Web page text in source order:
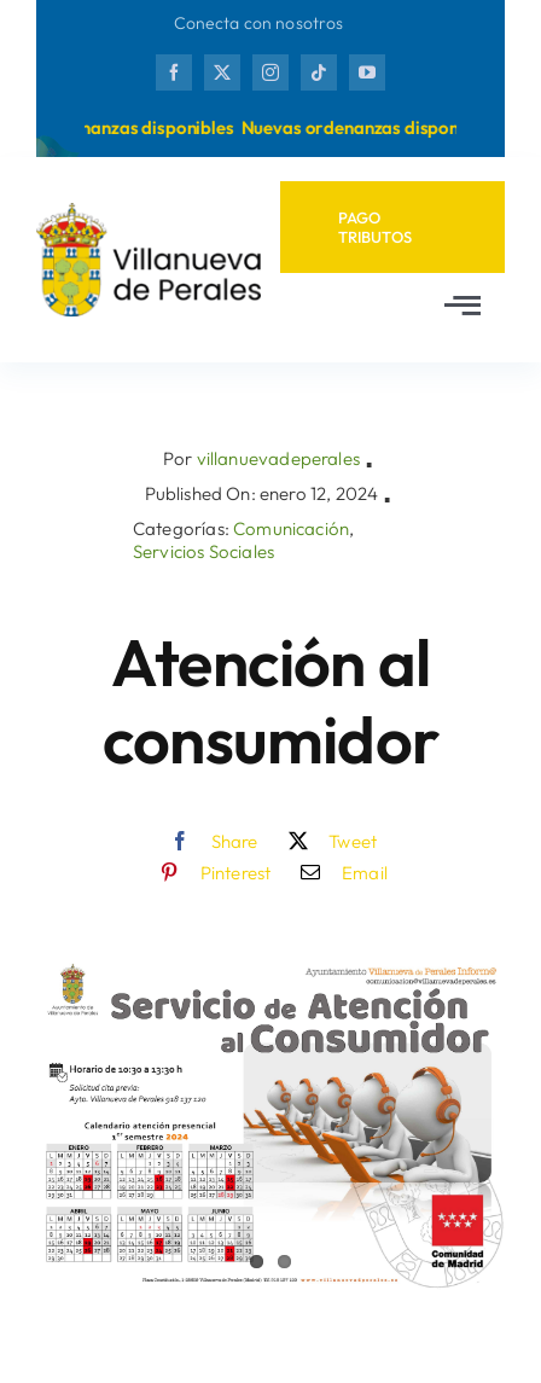
Conecta con nosotros
ordenanzas disponibles Nuevas ordenanzas disponibles
PAGO
TRIBUTOS
Ayuntamiento
Sede Electrónica
Por villanuevadeperales ▪
Published On: enero 12, 2024 ▪
Categorías:Comunicación,
Servicios Sociales
Atención al
consumidor
Share
Tweet
Pinterest
Email